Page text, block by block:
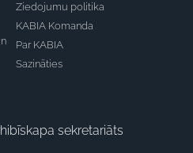
Ziedojumu politika
KABIA Komanda
Par KABIA
Sazināties
sekretariāts